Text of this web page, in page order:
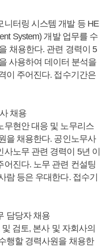
니터링 시스템 개발 등 HE
System) 개발 업무를 수
채용한다. 관련 경력이 5
사용하여 데이터 분석을
이 주어진다. 접수기간은
채용
무현안 대응 및 노무리스
을 채용한다. 공인노무사
노무 관련 경력이 5년 이
어진다. 노무 관련 컨설팅
람 등은 우대한다. 접수기
담당자 채용
검토, 본사 및 자회사의
행할 경력사원을 채용한